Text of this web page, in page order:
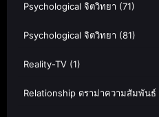
Psychological จิตวิทยา (71)
Psychological จิตวิทยา (81)
Reality-TV (1)
Relationship ดราม่าความสัมพันธ์